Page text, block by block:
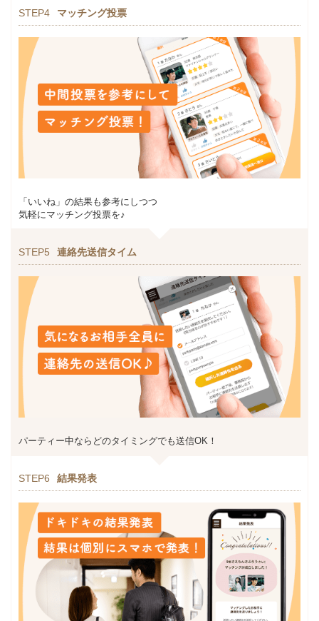
STEP4 マッチング投票
「いいね」の結果も参考にしつつ
気軽にマッチング投票を♪
STEP5 連絡先送信タイム
パーティー中ならどのタイミングでも送信OK！
STEP6 結果発表